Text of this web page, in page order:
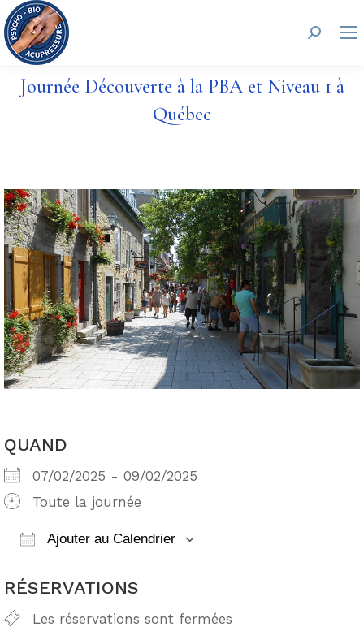
Journée Découverte à la PBA et Niveau 1 à
Québec
QUAND
07/02/2025 - 09/02/2025
Toute la journée
Ajouter au Calendrier
RÉSERVATIONS
Les réservations sont fermées